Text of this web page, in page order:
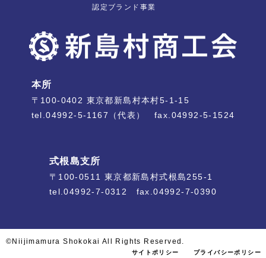
認定ブランド事業
本所
〒100-0402 東京都新島村本村5-1-15
tel.04992-5-1167（代表） fax.04992-5-1524
式根島支所
〒100-0511 東京都新島村式根島255-1
tel.04992-7-0312 fax.04992-7-0390
©Niijimamura Shokokai All Rights Reserved.
サイトポリシー プライバシーポリシー